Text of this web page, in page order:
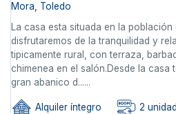
Mora, Toledo
La casa esta situada en la
disfrutaremos de la tranquilidad y
tipicamente rural, con terraza,
chimenea en el salón.Desde la casa
gran abanico d......
Alquiler íntegro 2